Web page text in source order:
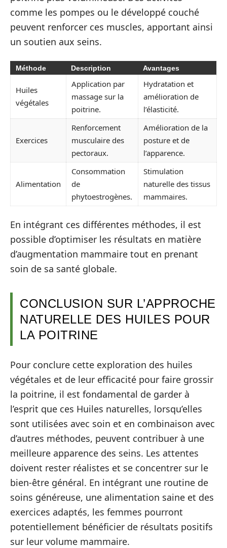
comme les pompes ou le développé couché
peuvent renforcer ces muscles, apportant ainsi
un soutien aux seins.
Méthode Description Avantages
Huiles
végétales
Application par
massage sur la
poitrine.
Hydratation et
amélioration de
l’élasticité.
Exercices
Renforcement
musculaire des
pectoraux.
Amélioration de la
posture et de
l’apparence.
Alimentation
Consommation
de
phytoestrogènes.
Stimulation
naturelle des tissus
mammaires.
En intégrant ces différentes méthodes, il est
possible d’optimiser les résultats en matière
d’augmentation mammaire tout en prenant
soin de sa santé globale.
CONCLUSION SUR L’APPROCHE
NATURELLE DES HUILES POUR
LA POITRINE
Pour conclure cette exploration des huiles
végétales et de leur efficacité pour faire grossir
la poitrine, il est fondamental de garder à
l’esprit que ces Huiles naturelles, lorsqu’elles
sont utilisées avec soin et en combinaison avec
d’autres méthodes, peuvent contribuer à une
meilleure apparence des seins. Les attentes
doivent rester réalistes et se concentrer sur le
bien-être général. En intégrant une routine de
soins généreuse, une alimentation saine et des
exercices adaptés, les femmes pourront
potentiellement bénéficier de résultats positifs
sur leur volume mammaire.